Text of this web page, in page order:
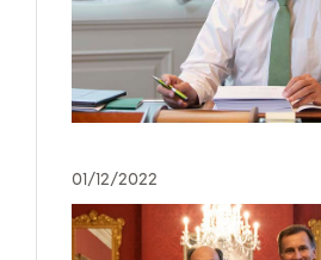
01/12/2022